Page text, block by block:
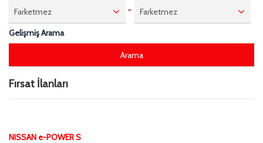
Farketmez
-
Farketmez
Gelişmiş Arama
Fırsat İlanları
NISSAN e-POWER S